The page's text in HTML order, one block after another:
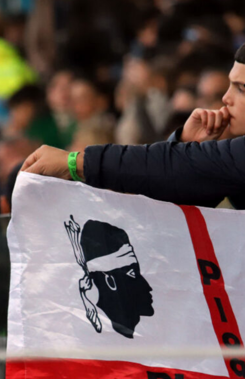
Pavoletti e “l’ultimo sfizio”: Livorno
sogna il ritorno dell’ex Cagliari
Palestra lancia la sfida alla Premier:
“A Cagliari ho giocato sempre, sono
fiducioso”
7 Agosto 2026